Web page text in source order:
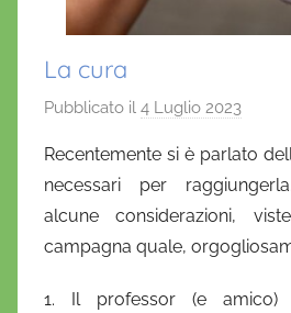
La cura
Pubblicato il 4 Luglio 2023
D
a
i
Recentemente si è parlato
necessari per
alcune considerazioni,
campagna quale,
1. Il professor (e amico)